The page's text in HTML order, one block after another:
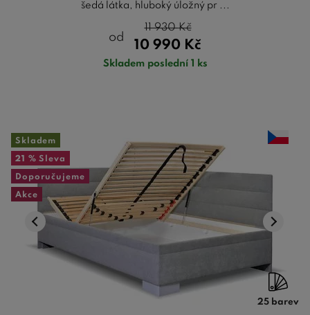
šedá látka, hluboký úložný pr ...
od
10 990 Kč
11 930Kč
Skladem poslední 1 ks
Skladem
21 % Sleva
Doporučujeme
Akce
25 barev